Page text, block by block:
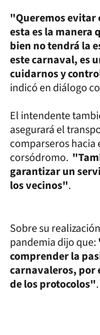
"Queremos
esta es la manera
bien no tendrá la
este carnaval, es
cuidarnos y
indicó en diálogo
El intendente
asegurará el
comparseros hacia
corsódromo.
garantizar un
los vecinos".
Sobre su
pandemia dijo que:
comprender la
carnavaleros, por
de los protocolos".